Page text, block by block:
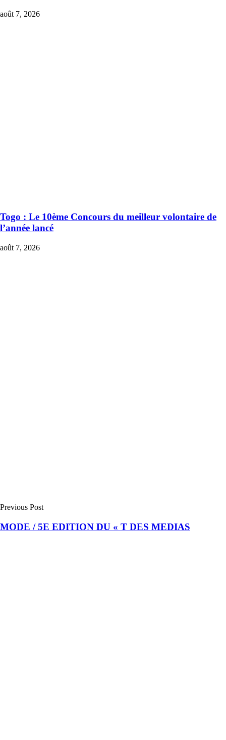
août 7, 2026
Togo : Le 10ème Concours du meilleur volontaire de
l’année lancé
août 7, 2026
Previous Post
MODE / 5E EDITION DU « T DES MEDIAS